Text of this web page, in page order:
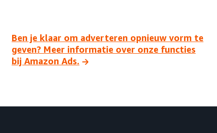
Ben je klaar om adverteren opnieuw vorm te
geven? Meer informatie over onze functies
bij Amazon Ads.